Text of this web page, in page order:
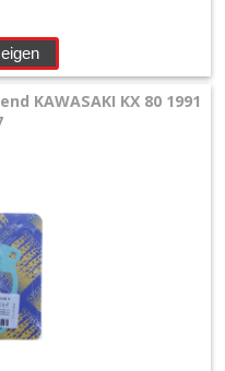
KAWASAKI KX 80 1991